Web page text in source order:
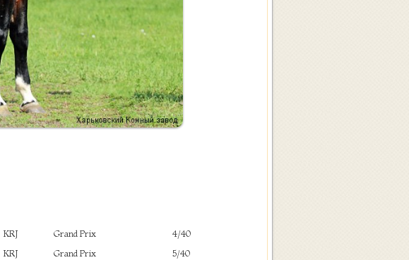
KRJ Grand Prix
4/40
KRJ Grand Prix
5/40